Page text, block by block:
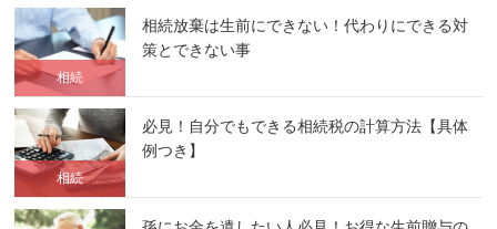
相続
相続放棄は生前にできない！代わりにできる対
策とできない事
相続
必見！自分でもできる相続税の計算方法【具体
例つき】